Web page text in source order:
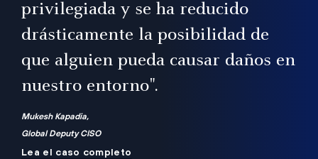
privilegiada y se ha reducido
drásticamente la posibilidad de
que alguien pueda causar daños en
nuestro entorno".
Mukesh Kapadia,
Global Deputy CISO
Lea el caso completo